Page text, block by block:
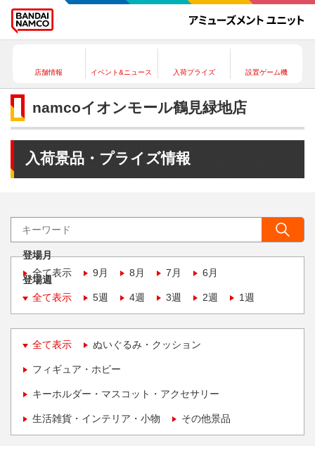
店舗情報 イベント&ニュース 入荷プライズ 設置ゲーム機
namcoイオンモール鶴見緑地店
入荷景品・プライズ情報
登場月
全て表示
9月 8月 7月 6月
登場週
全て表示
5週 4週 3週 2週 1週
全て表示 ぬいぐるみ・クッション
フィギュア・ホビー
キーホルダー・マスコット・アクセサリー
生活雑貨・インテリア・小物 その他景品